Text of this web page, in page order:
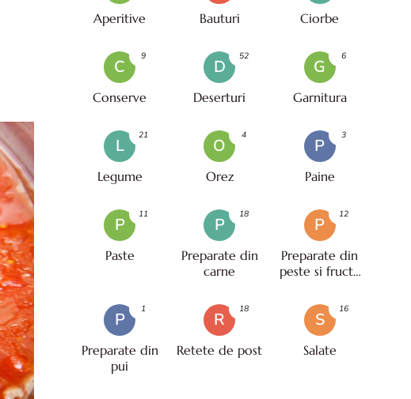
Aperitive Bauturi Ciorbe
C
Conserve
9
D
Deserturi
52
G
Garnitura
6
L
Legume
21
O
Orez
4
P
Paine
3
P
Paste
11
P
Preparate din
carne
18
P
Preparate din
peste si fructe
12
P
Preparate din
pui
1
R
Retete de post
18
S
Salate
16